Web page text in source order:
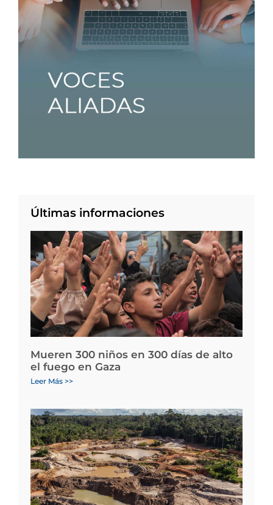
Últimas informaciones
Mueren 300 niños en 300 días de alto
el fuego en Gaza
Leer Más >>